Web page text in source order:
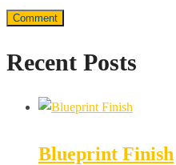
Recent Posts
Blueprint Finish